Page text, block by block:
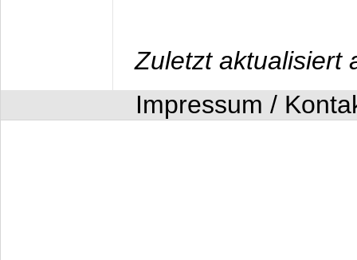
Zuletzt aktualisiert
Impressum /